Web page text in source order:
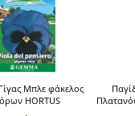
Μπλε φάκελος
HORTUS